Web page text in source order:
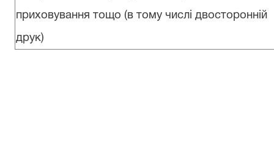
приховування тощо (в тому числі двосторонній
друк)